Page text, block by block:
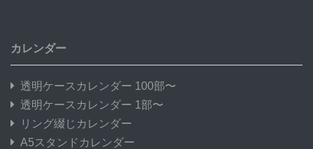
カレンダー
透明ケースカレンダー 100部〜
透明ケースカレンダー 1部〜
リング綴じカレンダー
A5スタンドカレンダー